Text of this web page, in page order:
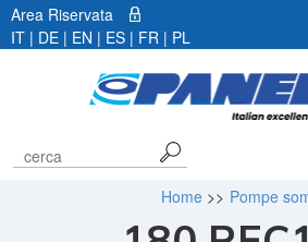
Area Riservata
IT | DE | EN | ES | FR | PL
Pompe
Home >>